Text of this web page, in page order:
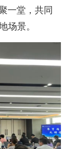
一堂，共同
场景。